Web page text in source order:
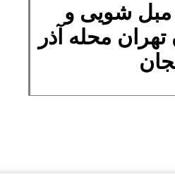
مبل شویی و
محله آذر